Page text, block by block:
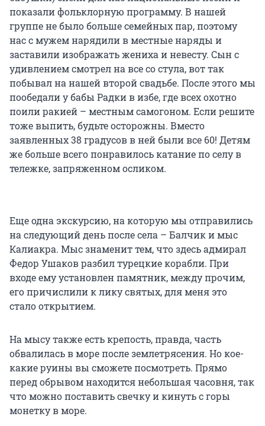
показали фольклорную программу. В нашей
группе не было больше семейных пар, поэтому
нас с мужем нарядили в местные наряды и
заставили изображать жениха и невесту. Сын с
удивлением смотрел на все со стула, вот так
побывал на нашей второй свадьбе. После этого мы
пообедали у бабы Радки в избе, где всех охотно
поили ракией – местным самогоном. Если решите
тоже выпить, будьте осторожны. Вместо
заявленных 38 градусов в ней были все 60! Детям
же больше всего понравилось катание по селу в
тележке, запряженном осликом.
Еще одна экскурсию, на которую мы отправились
на следующий день после села – Балчик и мыс
Калиакра. Мыс знаменит тем, что здесь адмирал
Федор Ушаков разбил турецкие корабли. При
входе ему установлен памятник, между прочим,
его причислили к лику святых, для меня это
стало открытием.
На мысу также есть крепость, правда, часть
обвалилась в море после землетрясения. Но кое-
какие руины вы сможете посмотреть. Прямо
перед обрывом находится небольшая часовня, так
что можно поставить свечку и кинуть с горы
монетку в море.